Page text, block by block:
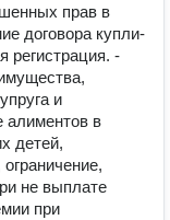
прав в
договора купли-
регистрация. -
и
алиментов в
детей,
не выплате
при